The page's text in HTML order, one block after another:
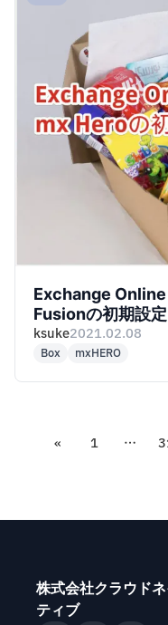
Exchange
Fusionの初期設
ksuke2021.02.08
Box mxHERO
« 1 …
株式会社クラウド
ティブ